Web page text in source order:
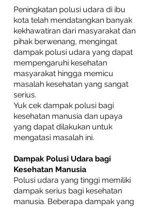
Peningkatan polusi udara di ibu
kota telah mendatangkan banyak
kekhawatiran dari masyarakat dan
pihak berwenang, mengingat
dampak polusi udara yang dapat
mempengaruhi kesehatan
masyarakat hingga memicu
masalah kesehatan yang sangat
serius.
Yuk cek dampak polusi bagi
kesehatan manusia dan upaya
yang dapat dilakukan untuk
mengatasi masalah ini.
Dampak Polusi Udara bagi
Kesehatan Manusia
Polusi udara yang tinggi memiliki
dampak serius bagi kesehatan
manusia. Beberapa dampak yang